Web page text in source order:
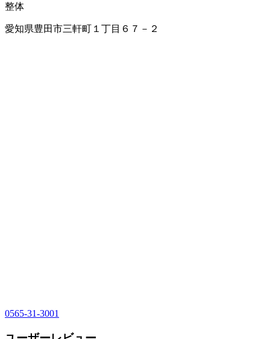
整体
愛知県豊田市三軒町１丁目６７－２
0565-31-3001